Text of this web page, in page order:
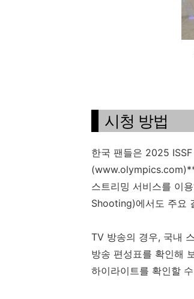
시청 방법
한국 팬들은 2025
스트리밍 서비스를 이
Shooting)에서도 주요
TV 방송의 경우, 국내
방송 편성표를 확인해
하이라이트를 확인할